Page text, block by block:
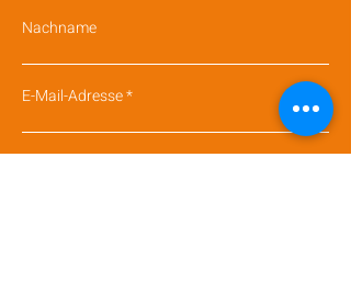
Nachname
E-Mail-Adresse